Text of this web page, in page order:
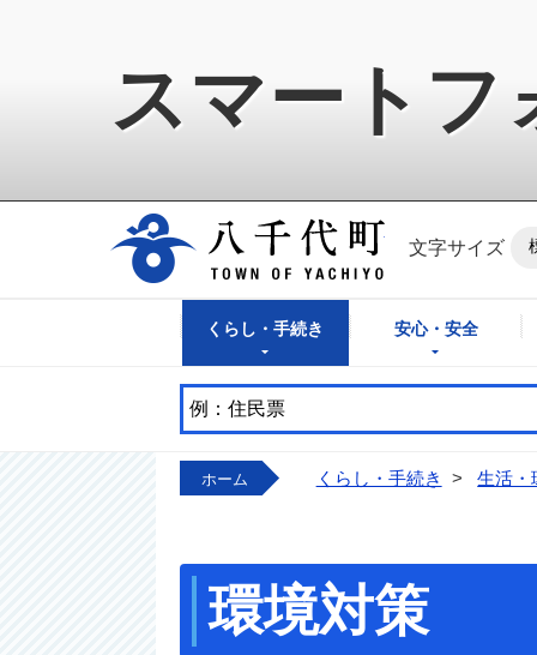
スマートフ
八千代町公式ホ
文字サイズ
くらし・手続き 安心・安全
ホーム くらし・手続き > 生活・
環境対策